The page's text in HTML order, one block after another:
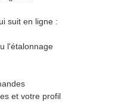
suit en ligne :
l'étalonnage
et votre profil